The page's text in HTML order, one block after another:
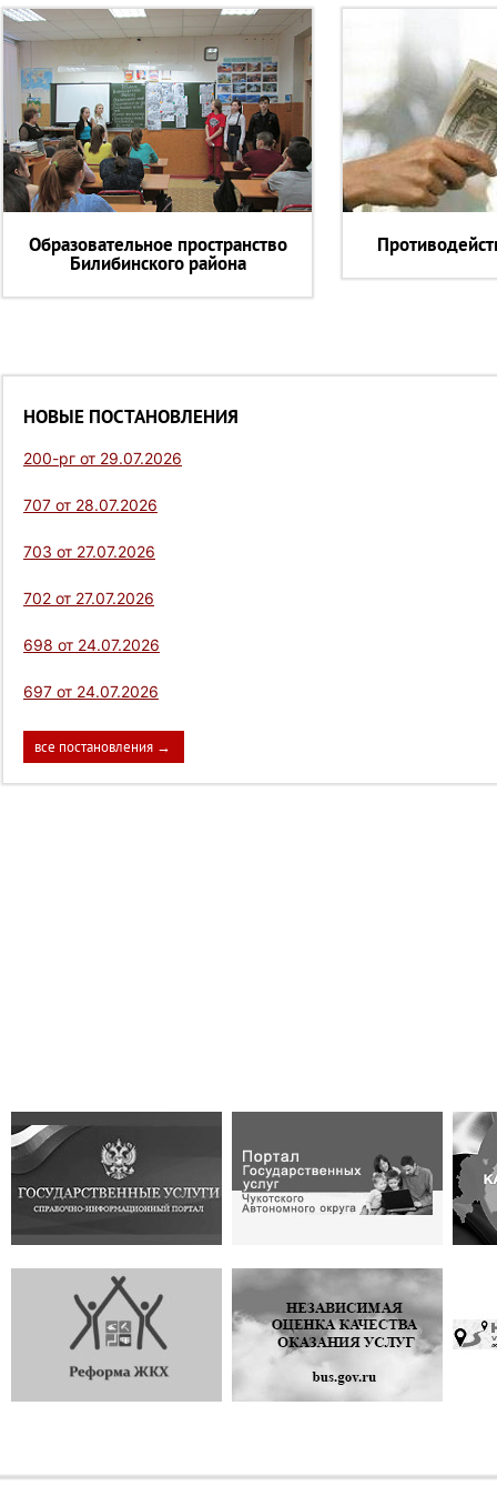
Образовательное пространство
Билибинского района
НОВЫЕ ПОСТАНОВЛЕНИЯ
200-рг от 29.07.2026
707 от 28.07.2026
703 от 27.07.2026
702 от 27.07.2026
698 от 24.07.2026
697 от 24.07.2026
все постановления →